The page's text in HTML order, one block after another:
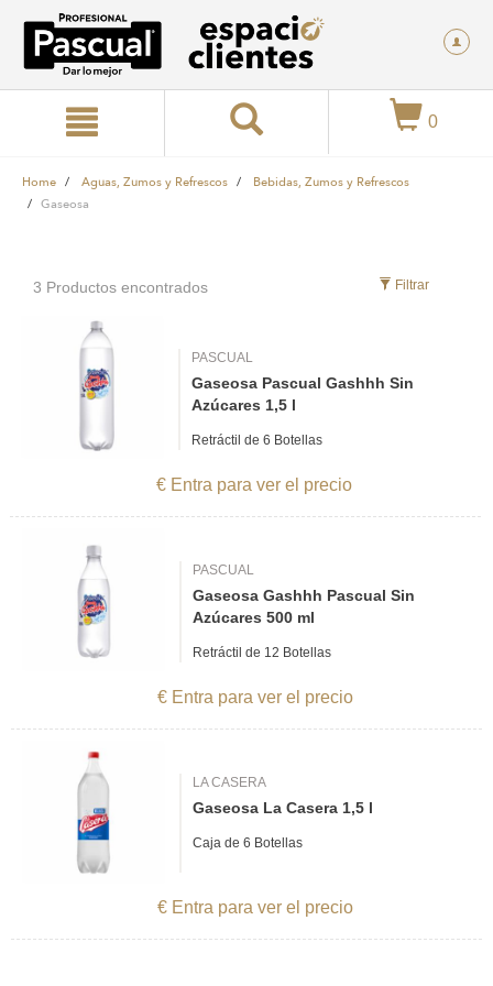
0
Home Aguas, Zumos y Refrescos
Bebidas, Zumos y Refrescos
Gaseosa
3 Productos encontrados Filtrar
PASCUAL
Gaseosa Pascual Gashhh Sin
Azúcares 1,5 l
Retráctil de 6 Botellas
€ Entra para ver el precio
PASCUAL
Gaseosa Gashhh Pascual Sin
Azúcares 500 ml
Retráctil de 12 Botellas
€ Entra para ver el precio
LA CASERA
Gaseosa La Casera 1,5 l
Caja de 6 Botellas
€ Entra para ver el precio